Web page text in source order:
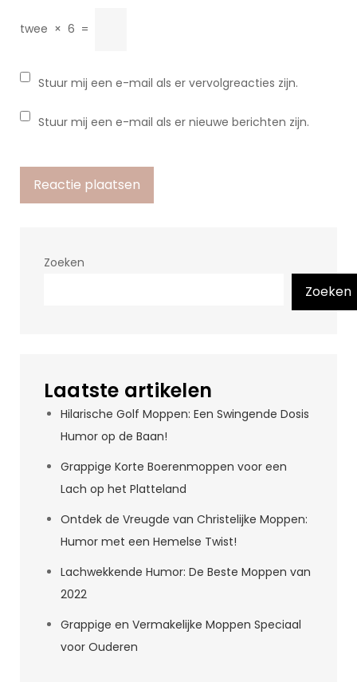
twee × 6 =
Stuur mij een e-mail als er vervolgreacties zijn.
Stuur mij een e-mail als er nieuwe berichten zijn.
Zoeken
Zoeken
Laatste artikelen
Hilarische Golf Moppen: Een Swingende Dosis
Humor op de Baan!
Grappige Korte Boerenmoppen voor een
Lach op het Platteland
Ontdek de Vreugde van Christelijke Moppen:
Humor met een Hemelse Twist!
Lachwekkende Humor: De Beste Moppen van
2022
Grappige en Vermakelijke Moppen Speciaal
voor Ouderen